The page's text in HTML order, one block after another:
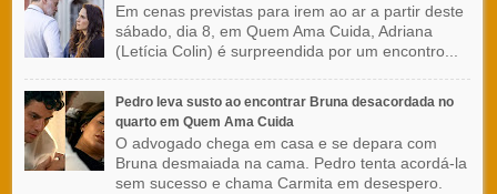
Em cenas previstas para irem ao ar a partir deste
sábado, dia 8, em Quem Ama Cuida, Adriana
(Letícia Colin) é surpreendida por um encontro...
Pedro leva susto ao encontrar Bruna desacordada no
quarto em Quem Ama Cuida
O advogado chega em casa e se depara com
Bruna desmaiada na cama. Pedro tenta acordá-la
sem sucesso e chama Carmita em desespero.